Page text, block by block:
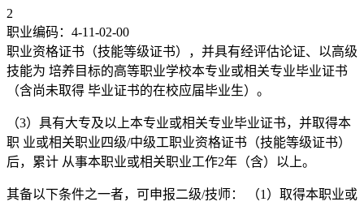
2
职业编码：4-11-02-00
职业资格证书（技能等级证书），并具有经评估论证、以高级
技能为 培养目标的高等职业学校本专业或相关专业毕业证书
（含尚未取得 毕业证书的在校应届毕业生）。
（3）具有大专及以上本专业或相关专业毕业证书，并取得本
职 业或相关职业四级/中级工职业资格证书（技能等级证书）
后，累计 从事本职业或相关职业工作2年（含）以上。
其备以下条件之一者，可申报二级/技师： （1）取得本职业或